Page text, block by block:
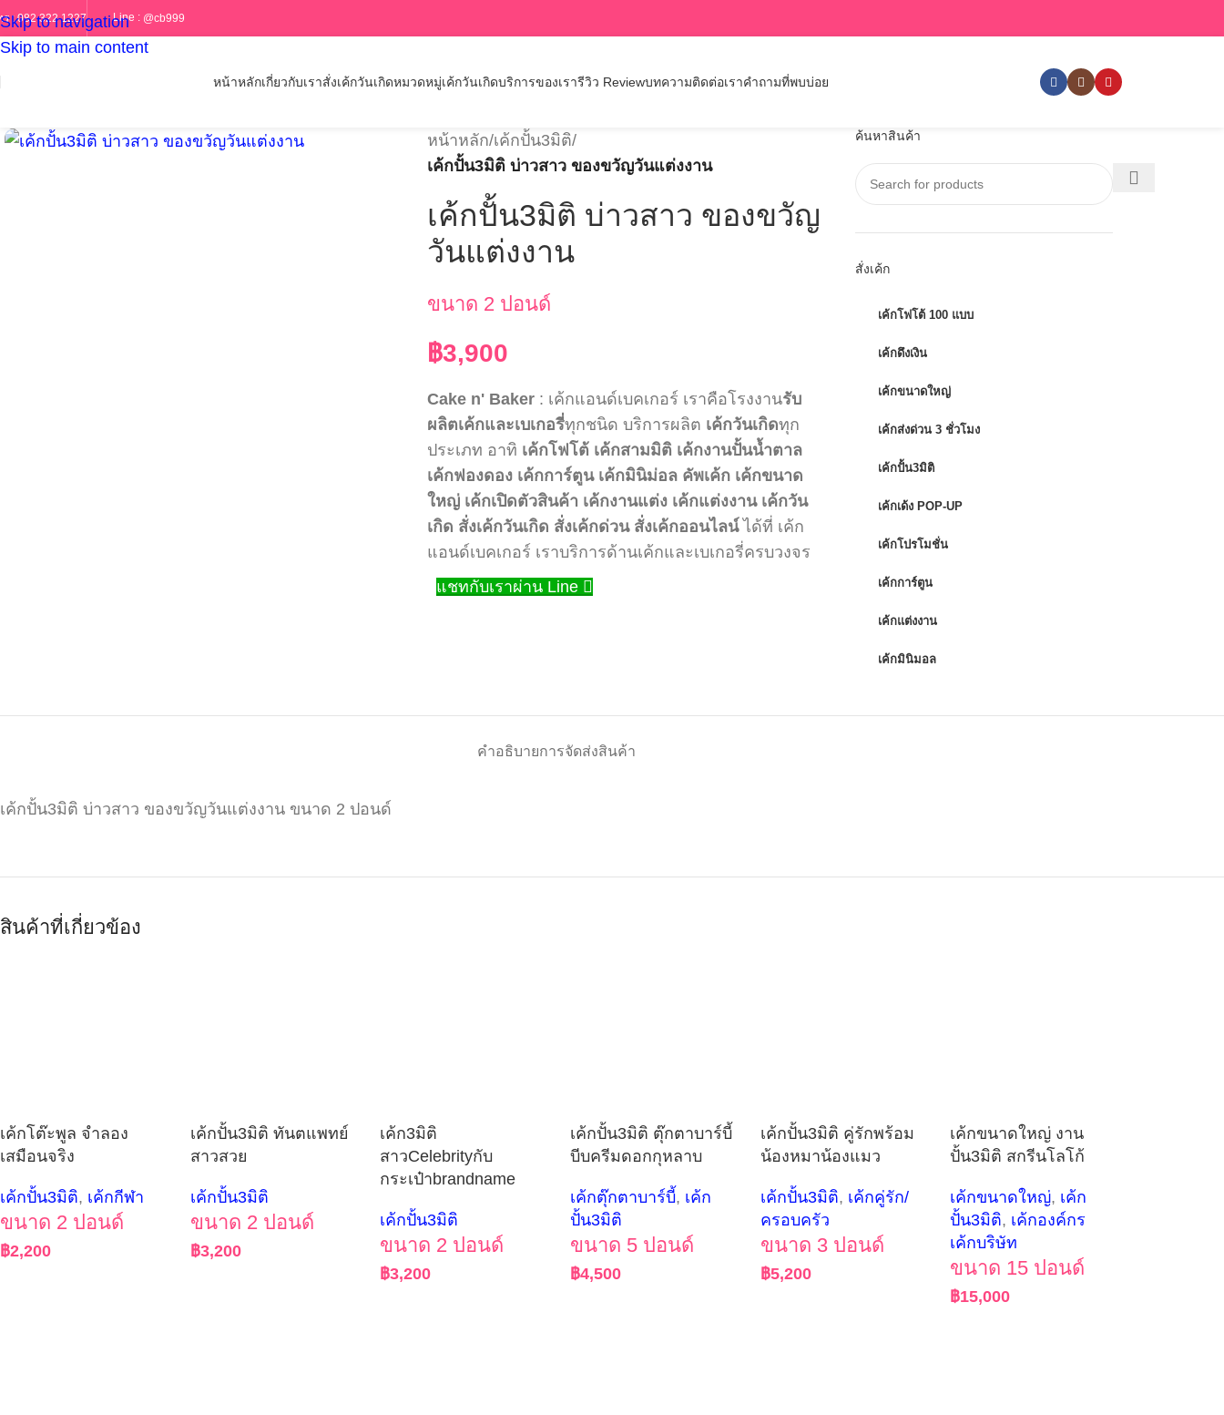
Skip to navigation
Skip to main content
ร : 082 322 1227 Line : @cb999
หน้าหลักเกี่ยวกับเราสั่งเค้กวันเกิดหมวดหมู่เค้กวันเกิดบริการของเรารีวิว Reviewบทความติดต่อเราคำถามที่พบบ่อย
หน้าหลัก/เค้กปั้น3มิติ/
เค้กปั้น3มิติ บ่าวสาว ของขวัญวันแต่งงาน
เค้กปั้น3มิติ บ่าวสาว ของขวัญ
วันแต่งงาน
ขนาด 2 ปอนด์
฿3,900
Cake n' Baker : เค้กแอนด์เบคเกอร์ เราคือโรงงานรับ
ผลิตเค้กและเบเกอรี่ทุกชนิด บริการผลิต เค้กวันเกิดทุก
ประเภท อาทิ เค้กโฟโต้ เค้กสามมิติ เค้กงานปั้นน้ำตาล
เค้กฟองดอง เค้กการ์ตูน เค้กมินิม่อล คัพเค้ก เค้กขนาด
ใหญ่ เค้กเปิดตัวสินค้า เค้กงานแต่ง เค้กแต่งงาน เค้กวัน
เกิด สั่งเค้กวันเกิด สั่งเค้กด่วน สั่งเค้กออนไลน์ได้ที่ เค้ก
แอนด์เบคเกอร์ เราบริการด้านเค้กและเบเกอรี่ครบวงจร
แชทกับเราผ่าน Line
ค้นหาสินค้า
สั่งเค้ก
เค้กโฟโต้ 100 แบบ
เค้กดึงเงิน
เค้กขนาดใหญ่
เค้กส่งด่วน 3 ชั่วโมง
เค้กปั้น3มิติ
เค้กเด้ง POP-UP
เค้กโปรโมชั่น
เค้กการ์ตูน
เค้กแต่งงาน
เค้กมินิมอล
คำอธิบายการจัดส่งสินค้า
เค้กปั้น3มิติ บ่าวสาว ของขวัญวันแต่งงาน ขนาด 2 ปอนด์
สินค้าที่เกี่ยวข้อง
เค้กโต๊ะพูล จำลอง
เสมือนจริง
เค้กปั้น3มิติ, เค้กกีฬา
ขนาด 2 ปอนด์
฿2,200
เค้กปั้น3มิติ ทันตแพทย์
สาวสวย
เค้กปั้น3มิติ
ขนาด 2 ปอนด์
฿3,200
เค้ก3มิติ
สาวCelebrityกับ
กระเป๋าbrandname
เค้กปั้น3มิติ
ขนาด 2 ปอนด์
฿3,200
เค้กปั้น3มิติ ตุ๊กตาบาร์บี้
บีบครีมดอกกุหลาบ
เค้กตุ๊กตาบาร์บี้, เค้ก
ปั้น3มิติ
ขนาด 5 ปอนด์
฿4,500
เค้กปั้น3มิติ คู่รักพร้อม
น้องหมาน้องแมว
เค้กปั้น3มิติ, เค้กคู่รัก/
ครอบครัว
ขนาด 3 ปอนด์
฿5,200
เค้กขนาดใหญ่ งาน
ปั้น3มิติ สกรีนโลโก้
เค้กขนาดใหญ่, เค้ก
ปั้น3มิติ, เค้กองค์กร
เค้กบริษัท
ขนาด 15 ปอนด์
฿15,000